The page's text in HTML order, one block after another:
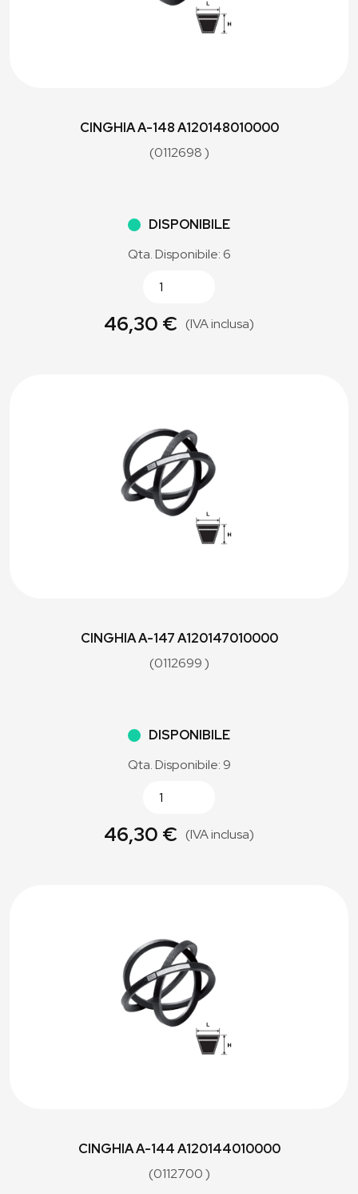
CINGHIA A-148 A120148010000
(0112698 )
DISPONIBILE
Qta. Disponibile: 6
46,30 € (IVA inclusa)
CINGHIA A-147 A120147010000
(0112699 )
DISPONIBILE
Qta. Disponibile: 9
46,30 € (IVA inclusa)
CINGHIA A-144 A120144010000
(0112700 )